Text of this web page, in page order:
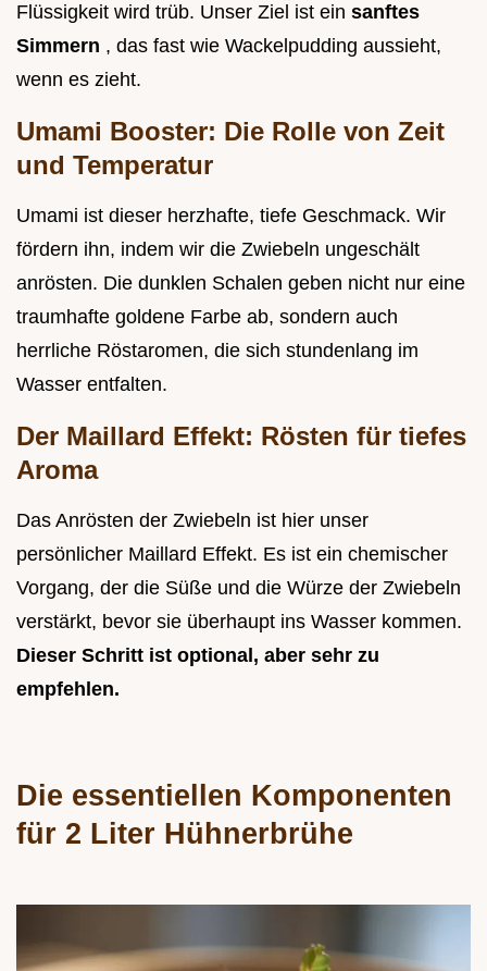
Flüssigkeit wird trüb. Unser Ziel ist ein sanftes
Simmern , das fast wie Wackelpudding aussieht,
wenn es zieht.
Umami Booster: Die Rolle von Zeit
und Temperatur
Umami ist dieser herzhafte, tiefe Geschmack. Wir
fördern ihn, indem wir die Zwiebeln ungeschält
anrösten. Die dunklen Schalen geben nicht nur eine
traumhafte goldene Farbe ab, sondern auch
herrliche Röstaromen, die sich stundenlang im
Wasser entfalten.
Der Maillard Effekt: Rösten für tiefes
Aroma
Das Anrösten der Zwiebeln ist hier unser
persönlicher Maillard Effekt. Es ist ein chemischer
Vorgang, der die Süße und die Würze der Zwiebeln
verstärkt, bevor sie überhaupt ins Wasser kommen.
Dieser Schritt ist optional, aber sehr zu
empfehlen.
Die essentiellen Komponenten
für 2 Liter Hühnerbrühe